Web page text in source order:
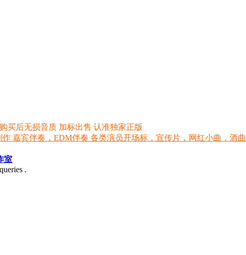
买后无损音质 加标出售 认准独家正版
嘉宾伴奏，EDM伴奏 各类演员开场标，宣传片，网红小曲，酒曲
室
.